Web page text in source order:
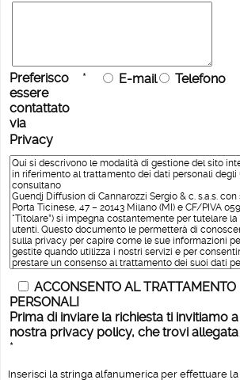
Preferisco
essere
contattato
via
* E-mail Telefono
Privacy
ACCONSENTO AL TRATTAMENTO
PERSONALI
Prima di inviare la richiesta ti invitiamo
nostra privacy policy, che trovi
*
Inserisci la stringa alfanumerica per effettuare la